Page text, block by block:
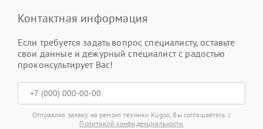
Контактная информация
Если требуется задать вопрос специалисту, оставьте
свои данные и дежурный специалист с радостью
проконсультирует Вас!
Отправляя заявку на ремонт техники Kugoo, Вы соглашаетесь с
Политикой конфиденциальности